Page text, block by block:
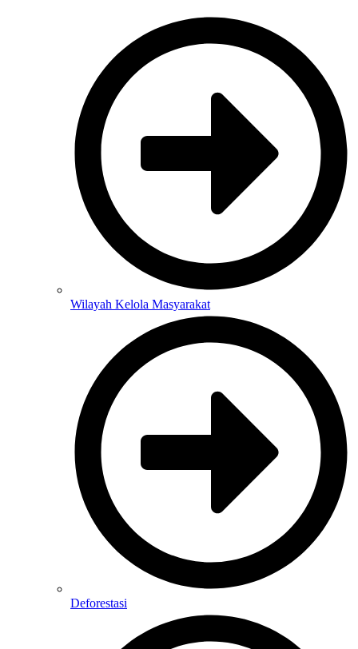
Wilayah Kelola Masyarakat
Deforestasi